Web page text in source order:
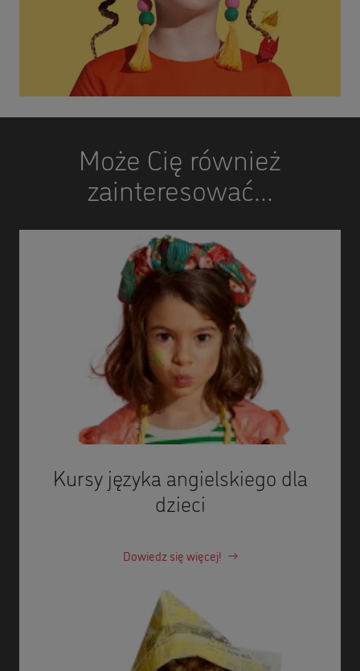
Może Cię również
zainteresować...
Kursy języka angielskiego dla
dzieci
Dowiedz się więcej!